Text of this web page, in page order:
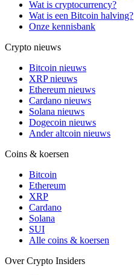
Wat is cryptocurrency?
Wat is een Bitcoin halving?
Onze kennisbank
Crypto nieuws
Bitcoin nieuws
XRP nieuws
Ethereum nieuws
Cardano nieuws
Solana nieuws
Dogecoin nieuws
Ander altcoin nieuws
Coins & koersen
Bitcoin
Ethereum
XRP
Cardano
Solana
SUI
Alle coins & koersen
Over Crypto Insiders